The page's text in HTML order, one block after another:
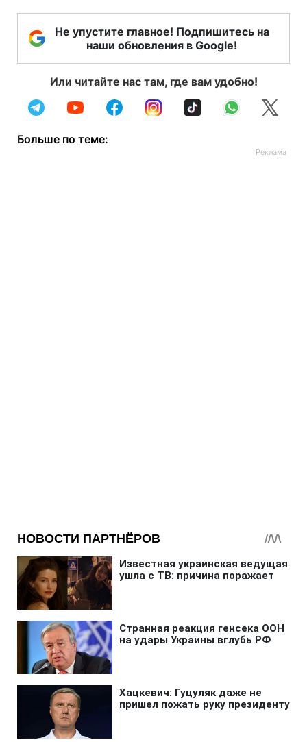
Не упустите главное! Подпишитесь на
наши обновления в Google!
Или читайте нас там, где вам удобно!
Больше по теме: